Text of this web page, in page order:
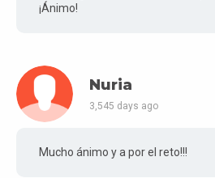
¡Ánimo!
Nuria
3,545 days ago
Mucho ánimo y a por el reto!!!